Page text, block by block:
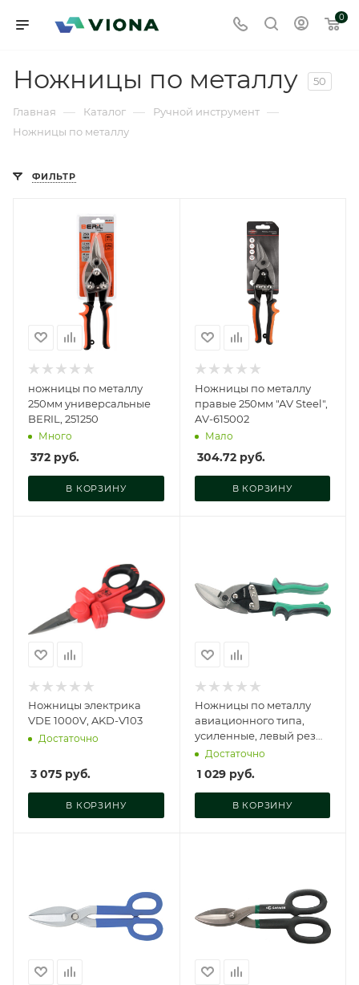
0
Ножницы по металлу 50
Главная — Каталог — Ручной инструмент —
Ножницы по металлу
ФИЛЬТР
ножницы по металлу
250мм универсальные
BERIL, 251250
Много
372 руб.
В КОРЗИНУ
Ножницы по металлу
правые 250мм "AV Steel",
AV-615002
Мало
304.72руб.
В КОРЗИНУ
Ножницы электрика
VDE 1000V, AKD-V103
Достаточно
3 075 руб.
В КОРЗИНУ
Ножницы по металлу
авиационного типа,
усиленные, левый рез
250 мм, 732030-250
Достаточно
1 029руб.
В КОРЗИНУ